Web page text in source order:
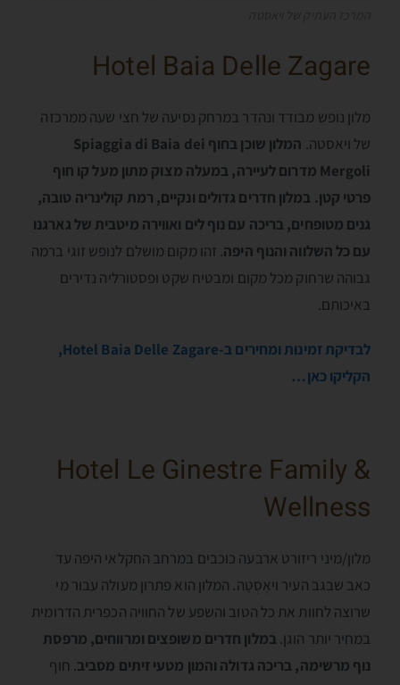
Hotel Baia Delle Zagare
מלון נופש מבודד ונהדר במרחק נסיעה של חצי שעה ממרכזה
של ויאסטה.
המלון שוכן בחוף Spiaggia di Baia dei
Mergoli מדרום לעיירה, במעלה מצוק מתון מעל קו חוף
פרטי קטן. במלון חדרים גדולים ונקיים, רמת קולינריה טובה,
גנים מטופחים, בריכה עם נוף לים ואווירה מיטבית של גארגנו
עם כל השלווה והנוף היפה. זהו מקום מושלם לנופש זוגי ברמה
גבוהה שרחוק מכל מקום ומבטיח שקט ופסטורליה נדירים
באיכותם.
לבדיקת זמינות ומחירים ב-Hotel Baia Delle Zagare,
הקליקו כאן…
Hotel Le Ginestre Family &
Wellness
מלון/מיני ריזורט ארבעה כוכבים במרחב החקלאי היפה עד
כאב שבגב העיר ויאֶסְטָה. המלון הוא פתרון מעולה עבור מי
שרוצה לחוות את כל הטוב והשפע של החוויה הכפרית הדרומית
במחיר יותר הוגן. במלון חדרים משופצים ומרווחים, מרפסת
נוף מרשימה, בריכה גדולה והמון מטעי זיתים מסביב. חוף